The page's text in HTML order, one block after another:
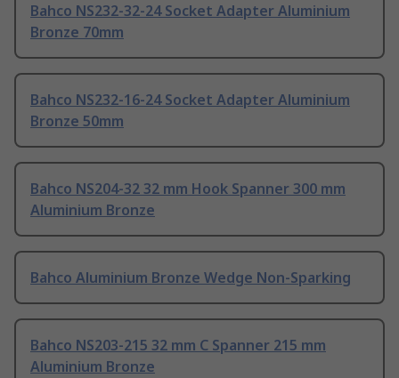
Bahco NS232-32-24 Socket Adapter Aluminium
Bronze 70mm
Bahco NS232-16-24 Socket Adapter Aluminium
Bronze 50mm
Bahco NS204-32 32 mm Hook Spanner 300 mm
Aluminium Bronze
Bahco Aluminium Bronze Wedge Non-Sparking
Bahco NS203-215 32 mm C Spanner 215 mm
Aluminium Bronze